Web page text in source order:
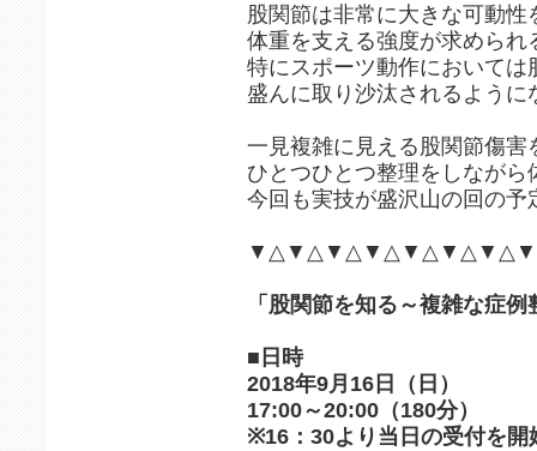
股関節は非常に大きな可動性
体重を支える強度が求めら
特にスポーツ動作においては
盛んに取り沙汰されるように
一見複雑に見える股関節傷害
ひとつひとつ整理をしなが
今回も実技が盛沢山の回の
「股関節を知る～複雑な症
■日時
2018年9月16日（日）
17:00～20:00（180分）
※16：30より当日の受付を開